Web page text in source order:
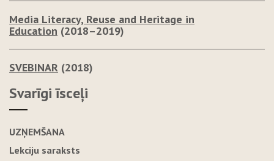
Media Literacy, Reuse and Heritage in
Education (2018–2019)
SVEBINAR (2018)
Svarīgi īsceļi
UZŅEMŠANA
Lekciju saraksts